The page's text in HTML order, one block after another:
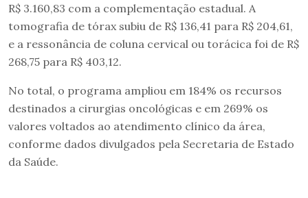
R$ 3.160,83 com a complementação estadual. A
tomografia de tórax subiu de R$ 136,41 para R$ 204,61,
e a ressonância de coluna cervical ou torácica foi de R$
268,75 para R$ 403,12.
No total, o programa ampliou em 184% os recursos
destinados a cirurgias oncológicas e em 269% os
valores voltados ao atendimento clínico da área,
conforme dados divulgados pela Secretaria de Estado
da Saúde.